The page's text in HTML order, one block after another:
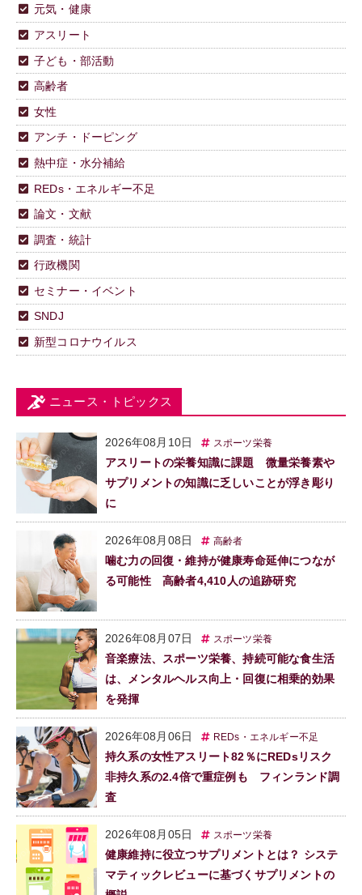
元気・健康
アスリート
子ども・部活動
高齢者
女性
アンチ・ドーピング
熱中症・水分補給
REDs・エネルギー不足
論文・文献
調査・統計
行政機関
セミナー・イベント
SNDJ
新型コロナウイルス
ニュース・トピックス
2026年08月10日 スポーツ栄養
アスリートの栄養知識に課題 微量栄養素や
サプリメントの知識に乏しいことが浮き彫り
に
2026年08月08日 高齢者
噛む力の回復・維持が健康寿命延伸につなが
る可能性 高齢者4,410人の追跡研究
2026年08月07日 スポーツ栄養
音楽療法、スポーツ栄養、持続可能な食生活
は、メンタルヘルス向上・回復に相乗的効果
を発揮
2026年08月06日 REDs・エネルギー不足
持久系の女性アスリート82％にREDsリスク
非持久系の2.4倍で重症例も フィンランド調
査
2026年08月05日 スポーツ栄養
健康維持に役立つサプリメントとは？ システ
マティックレビューに基づくサプリメントの